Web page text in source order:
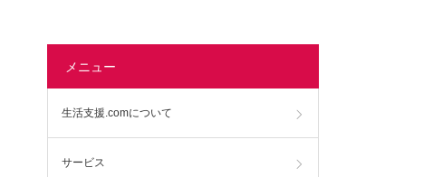
メニュー
生活支援.comについて
サービス